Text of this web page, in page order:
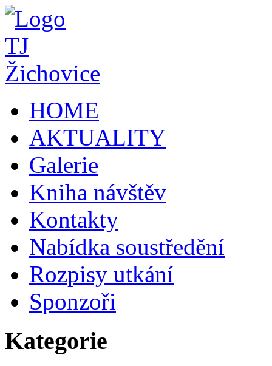
HOME
AKTUALITY
Galerie
Kniha návštěv
Kontakty
Nabídka soustředění
Rozpisy utkání
Sponzoři
Kategorie